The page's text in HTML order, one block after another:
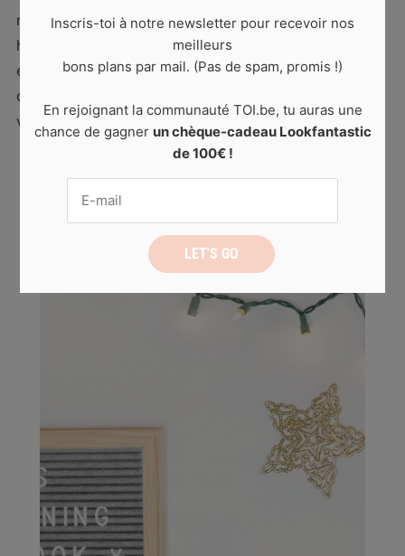
nombreux produits beauté indispensables : crèmes
hydratantes, gommages, gels douche… Mais
également des bougies, du thé, des vêtements
confortables pour la maison… De quoi te créer de
véritables moments […]
Inscris-toi à notre newsletter pour recevoir nos
meilleurs
bons plans par mail. (Pas de spam, promis !)
En rejoignant la communauté TOI.be, tu auras une
chance de gagner un chèque-cadeau Lookfantastic
de 100€ !